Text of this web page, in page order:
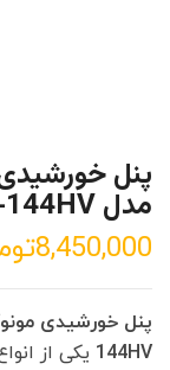
مدل UL-455M-144HV
8,450,000
144HV یکی از